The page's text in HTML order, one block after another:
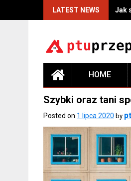
LATEST NEWS Jak
HOME
Szybki oraz tani
Posted on 1 lipca 2020 by